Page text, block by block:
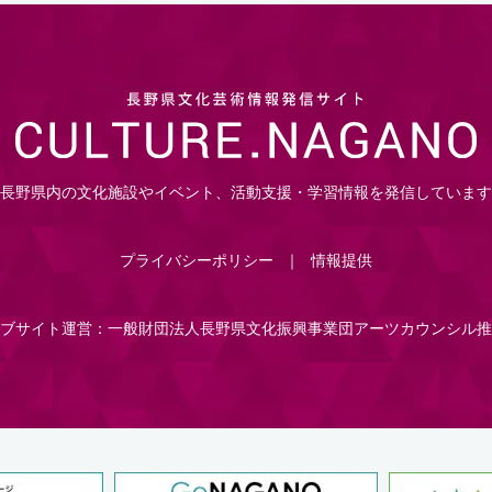
長野県内の文化施設やイベント、活動支援・学習情報を発信しています
プライバシーポリシー 情報提供
サイト運営：一般財団法人長野県文化振興事業団アーツカウンシル